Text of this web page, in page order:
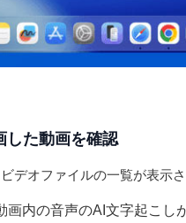
した動画を確認
デオファイルの一覧が表示さ
画内の音声のAI文字起こ